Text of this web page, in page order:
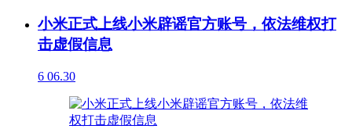
小米正式上线小米辟谣官方账号，依法维权打
击虚假信息
6 06.30